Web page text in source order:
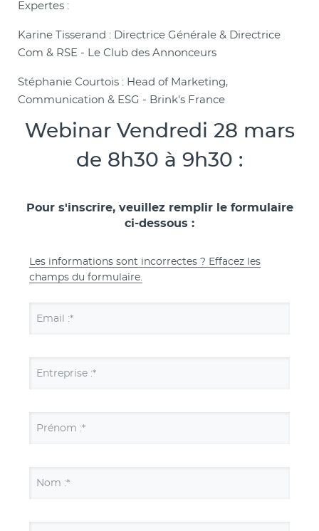
Expertes :
Karine Tisserand : Directrice Générale & Directrice
Com & RSE - Le Club des Annonceurs
Stéphanie Courtois : Head of Marketing,
Communication & ESG - Brink's France
Webinar Vendredi 28 mars
de 8h30 à 9h30 :
Pour s'inscrire, veuillez remplir le formulaire
ci-dessous :
Les informations sont incorrectes ? Effacez les
champs du formulaire.
Email :*
Entreprise :*
Prénom :*
Nom :*